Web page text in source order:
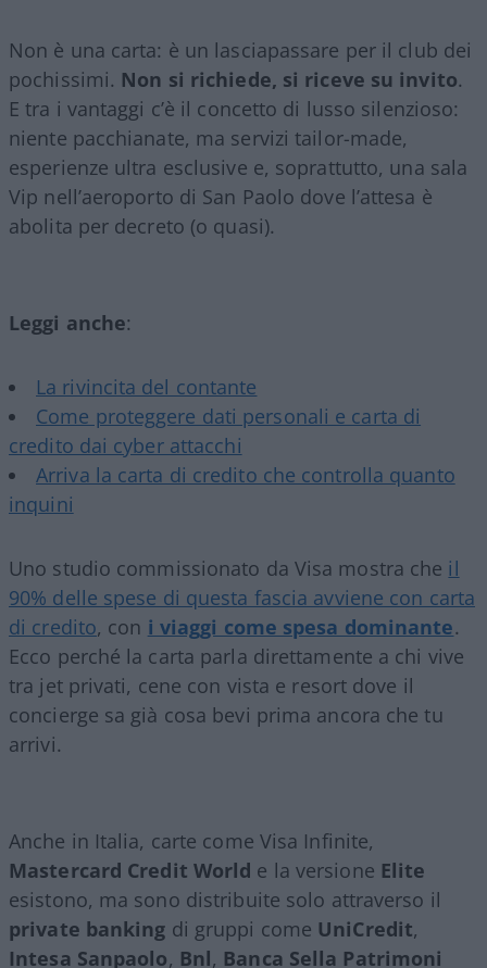
Non è una carta: è un lasciapassare per il club dei
pochissimi. Non si richiede, si riceve su invito.
E tra i vantaggi c’è il concetto di lusso silenzioso:
niente pacchianate, ma servizi tailor-made,
esperienze ultra esclusive e, soprattutto, una sala
Vip nell’aeroporto di San Paolo dove l’attesa è
abolita per decreto (o quasi).
Leggi anche:
La rivincita del contante
Come proteggere dati personali e carta di
credito dai cyber attacchi
Arriva la carta di credito che controlla quanto
inquini
Uno studio commissionato da Visa mostra che il
90% delle spese di questa fascia avviene con carta
di credito, con i viaggi come spesa dominante.
Ecco perché la carta parla direttamente a chi vive
tra jet privati, cene con vista e resort dove il
concierge sa già cosa bevi prima ancora che tu
arrivi.
Anche in Italia, carte come Visa Infinite,
Mastercard Credit World e la versione Elite
esistono, ma sono distribuite solo attraverso il
private banking di gruppi come UniCredit,
Intesa Sanpaolo, Bnl, Banca Sella Patrimoni